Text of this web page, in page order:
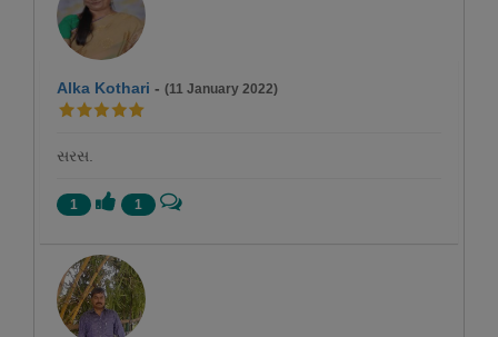
Alka Kothari - (11 January 2022)
સરસ.
1 1